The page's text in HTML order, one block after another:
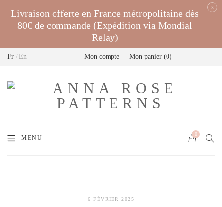
Fr En Mon compte Mon panier 0
MENU
0
6 FÉVRIER 2025
Livraison offerte en France métropolitaine dès
80€ de commande (Expédition via Mondial
Relay)
x